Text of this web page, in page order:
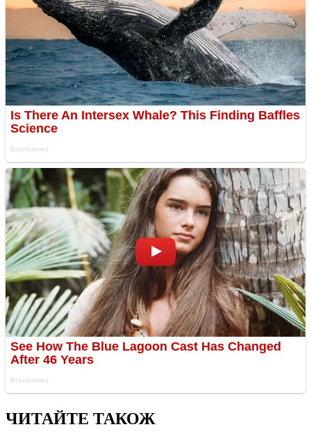
ЧИТАЙТЕ ТАКОЖ